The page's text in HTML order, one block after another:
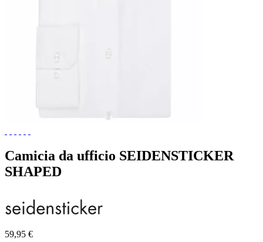
Camicia da ufficio SEIDENSTICKER
SHAPED
59,95 €